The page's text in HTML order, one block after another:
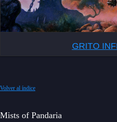
GRITO
Volver al índice
Mists of Pandaria